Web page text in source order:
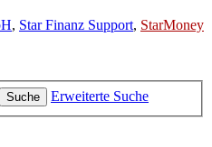
, Star Finanz Support, StarMoney
Suche
Erweiterte Suche